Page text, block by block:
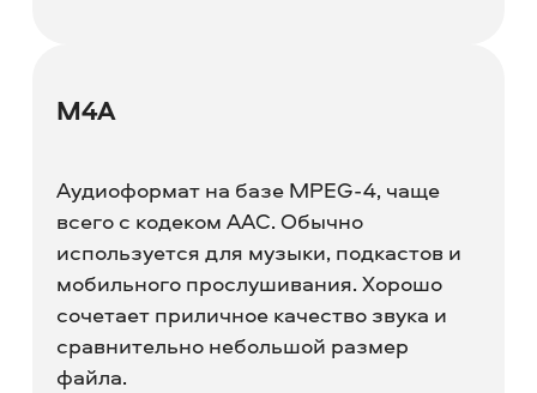
M4A
Аудиоформат на базе MPEG-4, чаще
всего с кодеком AAC. Обычно
используется для музыки, подкастов и
мобильного прослушивания. Хорошо
сочетает приличное качество звука и
сравнительно небольшой размер
файла.